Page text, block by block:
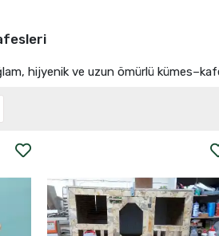
hijyenik ve uzun ömürlü